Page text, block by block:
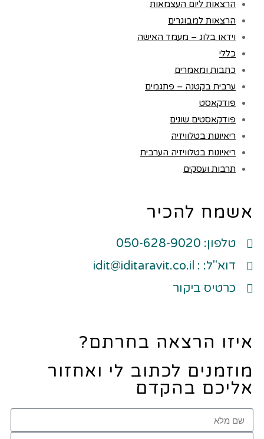
הרצאות ליום העצמאות
הרצאות למבוגרים
וידאו בלוג – מעמד האישה
כללי
כתבות ומאמרים
ערבית בקטנה – פתגמים
פודקאסט
פודקאסטים שונים
ריאיונות בטלוויזיה
ריאיונות בטלוויזיה הערבית
תרבות ועסקים
איזו הרצאה בחרתם?
מוזמנים לכתוב לי ואחזור
אליכם בהקדם
אשמח להכיר
טלפון: 050-628-9020
דוא"ל: : idit@iditaravit.co.il
כרטיס ביקור